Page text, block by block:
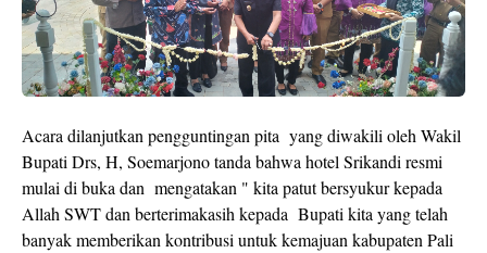
Acara dilanjutkan pengguntingan pita yang diwakili oleh Wakil
Bupati Drs, H, Soemarjono tanda bahwa hotel Srikandi resmi
mulai di buka dan mengatakan " kita patut bersyukur kepada
Allah SWT dan berterimakasih kepada Bupati kita yang telah
banyak memberikan kontribusi untuk kemajuan kabupaten Pali